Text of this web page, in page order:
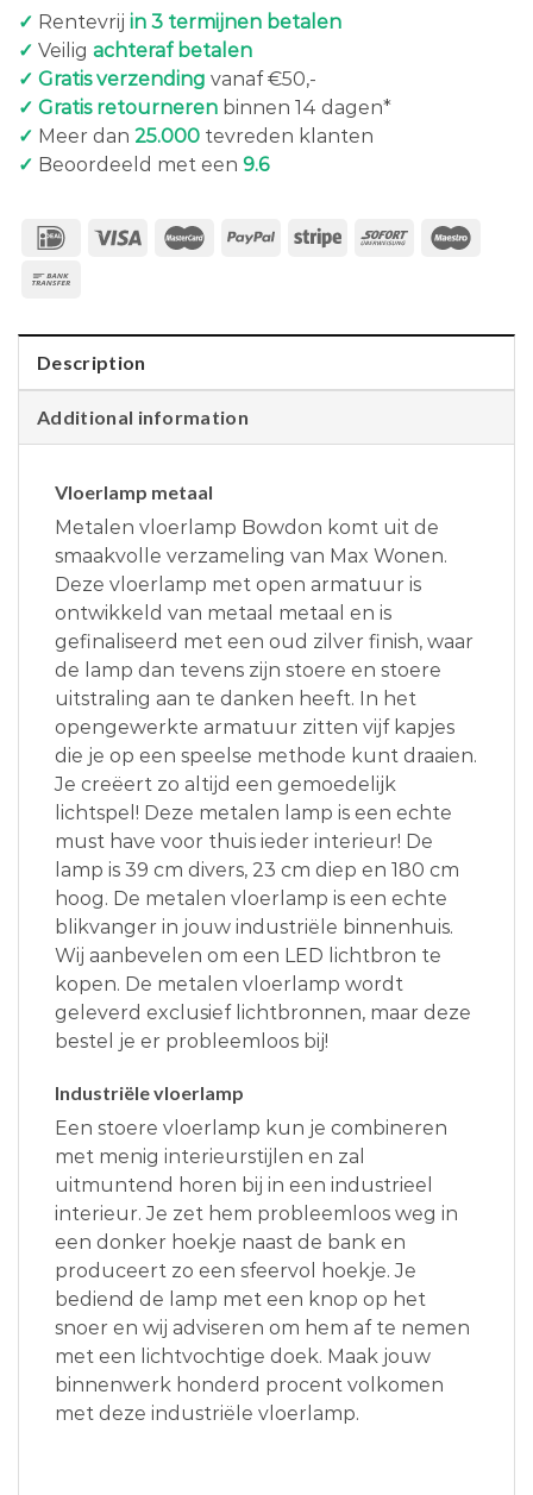
✓ Rentevrij in 3 termijnen betalen
✓ Veilig achteraf betalen
✓ Gratis verzending vanaf €50,-
✓ Gratis retourneren binnen 14 dagen*
✓ Meer dan 25.000 tevreden klanten
✓ Beoordeeld met een 9.6
Description
Additional information
Vloerlamp metaal
Metalen vloerlamp Bowdon komt uit de
smaakvolle verzameling van Max Wonen.
Deze vloerlamp met open armatuur is
ontwikkeld van metaal metaal en is
gefinaliseerd met een oud zilver finish, waar
de lamp dan tevens zijn stoere en stoere
uitstraling aan te danken heeft. In het
opengewerkte armatuur zitten vijf kapjes
die je op een speelse methode kunt draaien.
Je creëert zo altijd een gemoedelijk
lichtspel! Deze metalen lamp is een echte
must have voor thuis ieder interieur! De
lamp is 39 cm divers, 23 cm diep en 180 cm
hoog. De metalen vloerlamp is een echte
blikvanger in jouw industriële binnenhuis.
Wij aanbevelen om een LED lichtbron te
kopen. De metalen vloerlamp wordt
geleverd exclusief lichtbronnen, maar deze
bestel je er probleemloos bij!
Industriële vloerlamp
Een stoere vloerlamp kun je combineren
met menig interieurstijlen en zal
uitmuntend horen bij in een industrieel
interieur. Je zet hem probleemloos weg in
een donker hoekje naast de bank en
produceert zo een sfeervol hoekje. Je
bediend de lamp met een knop op het
snoer en wij adviseren om hem af te nemen
met een lichtvochtige doek. Maak jouw
binnenwerk honderd procent volkomen
met deze industriële vloerlamp.